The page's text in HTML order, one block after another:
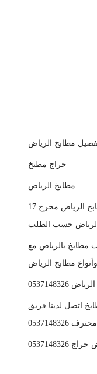
مطابخ الرياض
حراج مطبخ
مطابخ الرياض
الرياض مخرج 17
حسب الطلب
مطابخ بالرياض مع
مطابخ الرياض
اتصل لدينا فريق
0537148326